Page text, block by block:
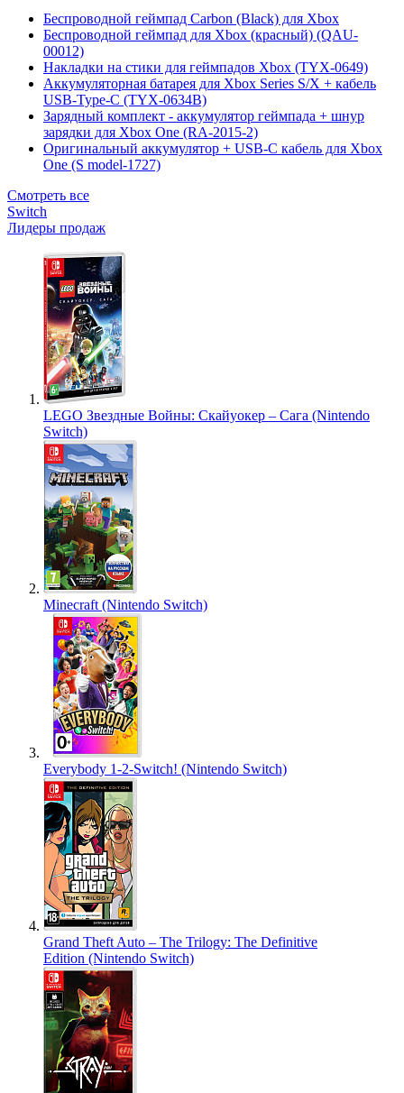
Беспроводной геймпад Carbon (Black) для Xbox
Беспроводной геймпад для Xbox (красный) (QAU-
00012)
Накладки на стики для геймпадов Xbox (TYX-0649)
Аккумуляторная батарея для Xbox Series S/X + кабель
USB-Type-C (TYX-0634B)
Зарядный комплект - аккумулятор геймпада + шнур
зарядки для Xbox One (RA-2015-2)
Оригинальный аккумулятор + USB-C кабель для Xbox
One (S model-1727)
Смотреть все
Switch
Лидеры продаж
LEGO Звездные Войны: Скайуокер – Сага (Nintendo
Switch)
Minecraft (Nintendo Switch)
Everybody 1-2-Switch! (Nintendo Switch)
Grand Theft Auto – The Trilogy: The Definitive
Edition (Nintendo Switch)